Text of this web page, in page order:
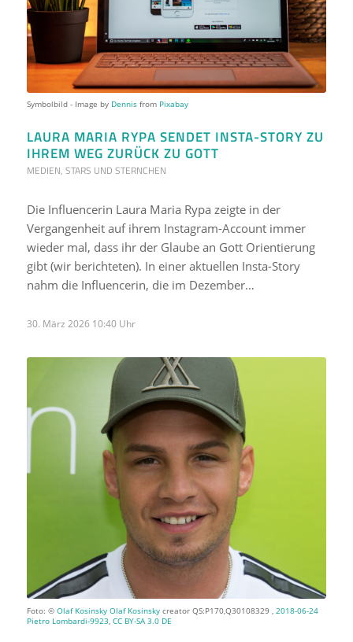
Symbolbild - Image by Dennisfrom Pixabay
LAURA MARIA RYPA SENDET INSTA-STORY ZU
IHREM WEG ZURÜCK ZU GOTT
MEDIEN, STARS UND STERNCHEN
Die Influencerin Laura Maria Rypa zeigte in der
Vergangenheit auf ihrem Instagram-Account immer
wieder mal, dass ihr der Glaube an Gott Orientierung
gibt (wir berichteten). In einer aktuellen Insta-Story
nahm die Influencerin, die im Dezember…
30. März 2026 10:40 Uhr
Foto: © Olaf Kosinsky Olaf Kosinskycreator QS:P170,Q30108329 , 2018-06-24
Pietro Lombardi-9923, CC BY-SA 3.0 DE